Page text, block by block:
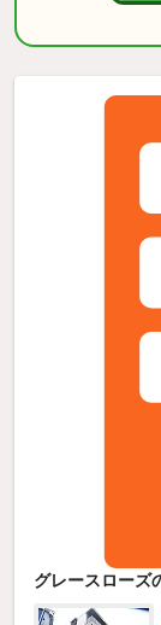
グレースローズ